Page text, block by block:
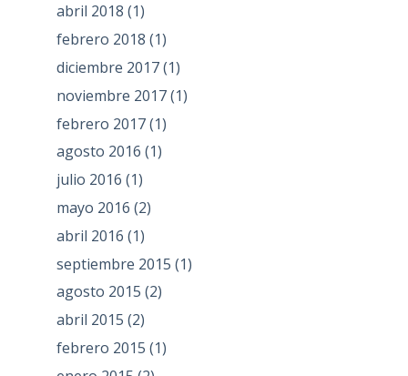
abril 2018 (1)
febrero 2018 (1)
diciembre 2017(1)
noviembre 2017(1)
febrero 2017(1)
agosto 2016 (1)
julio 2016 (1)
mayo 2016 (2)
abril 2016 (1)
septiembre 2015 (1)
agosto 2015 (2)
abril 2015 (2)
febrero 2015 (1)